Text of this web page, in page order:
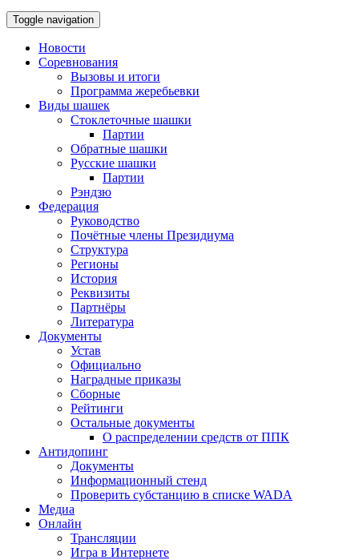
Toggle navigation
Новости
Соревнования
Вызовы и итоги
Программа жеребьевки
Виды шашек
Стоклеточные шашки
Партии
Обратные шашки
Русские шашки
Партии
Рэндзю
Федерация
Руководство
Почётные члены Президиума
Структура
Регионы
История
Реквизиты
Партнёры
Литература
Документы
Устав
Официально
Наградные приказы
Сборные
Рейтинги
Остальные документы
О распределении средств от ППК
Антидопинг
Документы
Информационный стенд
Проверить субстанцию в списке WADA
Медиа
Онлайн
Трансляции
Игра в Интернете